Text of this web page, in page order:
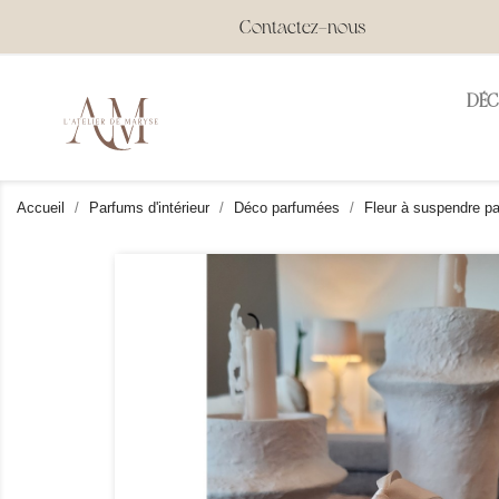
Contactez-nous
Accueil Parfums d'intérieur Déco parfumées Fleur à suspendre